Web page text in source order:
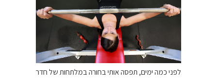
לפני כמה ימים, תפסה אותי בחורה במלתחות של חדר